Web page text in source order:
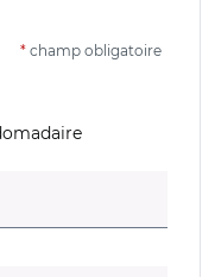
* champ obligatoire